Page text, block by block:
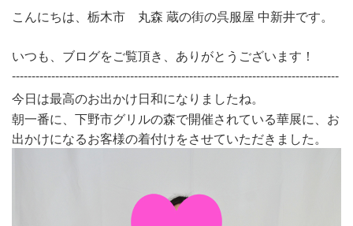
こんにちは、栃木市 丸森 蔵の街の呉服屋 中新井です。
いつも、ブログをご覧頂き、ありがとうございます！
-----------------------------------------------------------------------------------
今日は最高のお出かけ日和になりましたね。
朝一番に、下野市グリルの森で開催されている華展に、お
出かけになるお客様の着付けをさせていただきました。